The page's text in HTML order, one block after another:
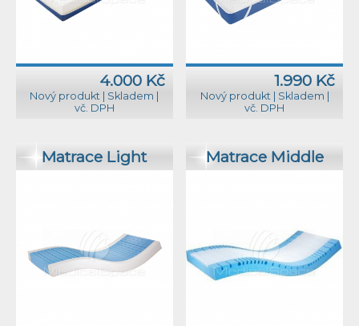
4.000 Kč
Nový produkt Skladem
vč. DPH
1.990 Kč
Nový produkt Skladem
vč. DPH
Matrace Light Matrace Middle